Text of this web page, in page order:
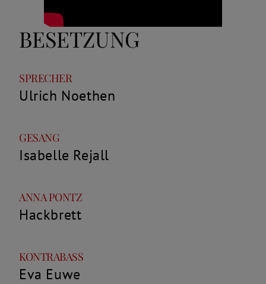
BESETZUNG
Rolle
SPRECHER
Name
Ulrich Noethen
Rolle
GESANG
Name
Isabelle Rejall
Rolle
ANNA PONTZ
Name
Hackbrett
Rolle
KONTRABASS
Name
Eva Euwe